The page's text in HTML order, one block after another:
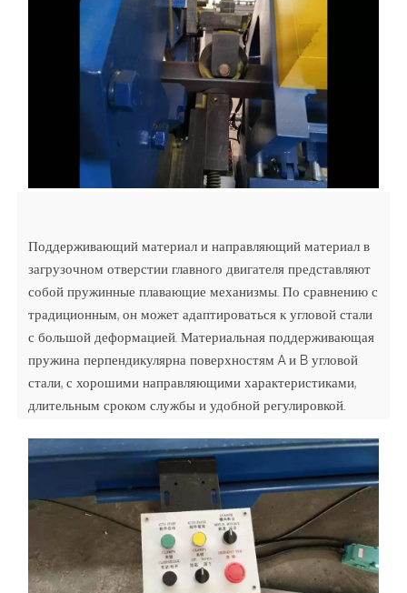
Поддерживающий материал и направляющий материал в
загрузочном отверстии главного двигателя представляют
собой пружинные плавающие механизмы. По сравнению с
традиционным, он может адаптироваться к угловой стали
с большой деформацией. Материальная поддерживающая
пружина перпендикулярна поверхностям A и B угловой
стали, с хорошими направляющими характеристиками,
длительным сроком службы и удобной регулировкой.